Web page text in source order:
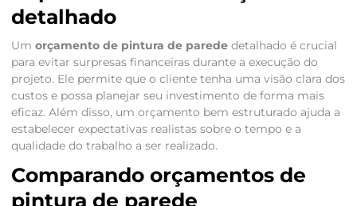
detalhado
Um orçamento de pintura de parededetalhado é crucial
para evitar surpresas financeiras durante a execução do
projeto. Ele permite que o cliente tenha uma visão clara dos
custos e possa planejar seu investimento de forma mais
eficaz. Além disso, um orçamento bem estruturado ajuda a
estabelecer expectativas realistas sobre o tempo e a
qualidade do trabalho a ser realizado.
Comparando orçamentos de
pintura de parede